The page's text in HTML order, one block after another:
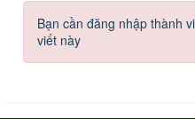
Bạn cần đăng nhập thành
viết này